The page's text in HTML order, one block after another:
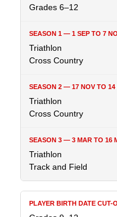
Grades 6–12
Triathlon
Cross Country
Triathlon
Cross Country
Triathlon
Track and Field